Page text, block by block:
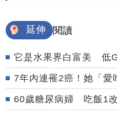
延伸 閱讀
它是水果界白富美 低
7年內連罹2癌！她「愛
60歲糖尿病婦 吃飯1